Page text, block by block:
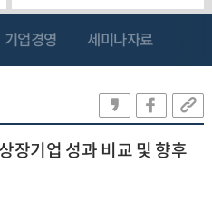
기업경영 세미나자료
장기업 성과 비교 및 향후